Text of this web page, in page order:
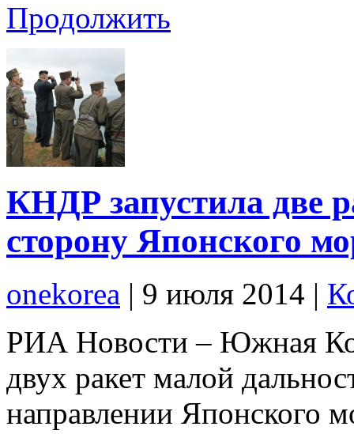
Продолжить
КНДР запустила две
сторону Японского
onekorea | 9 июля 2014 |
РИА Новости – Южная
двух ракет малой
направлении Японского